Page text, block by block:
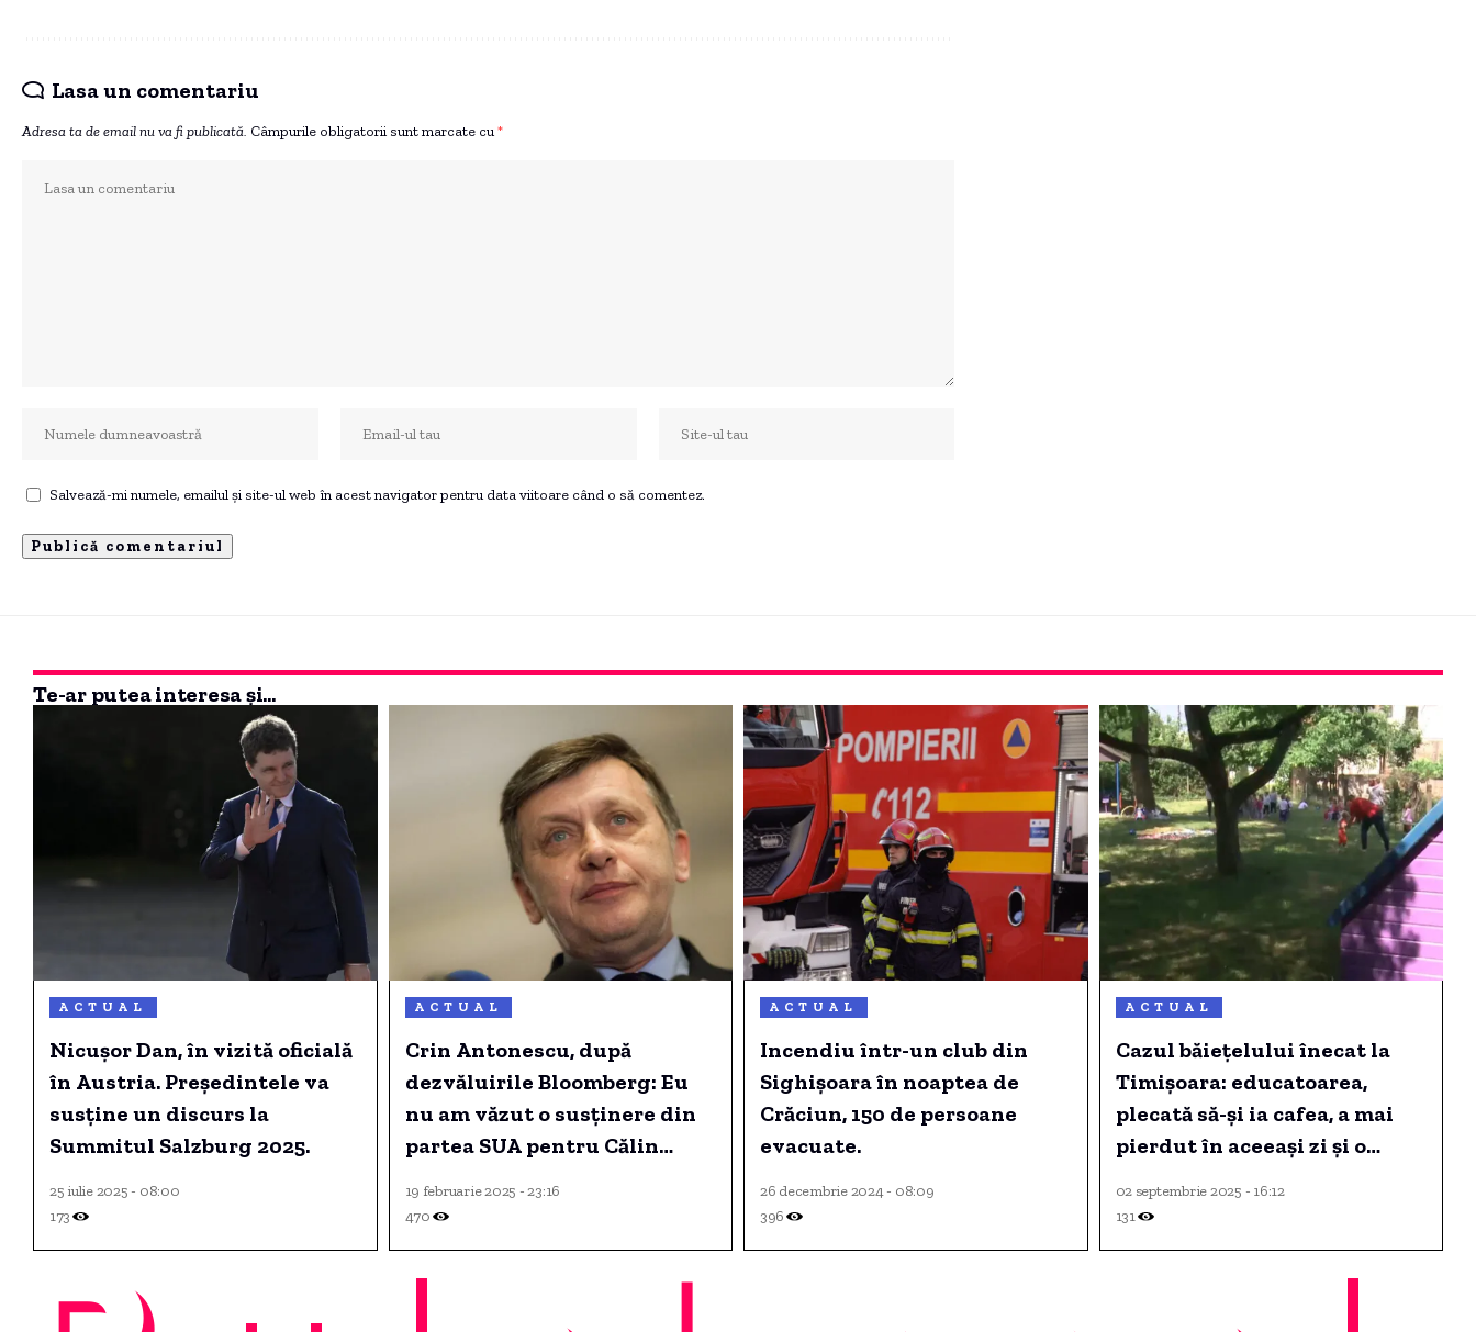
Lasa un comentariu
Adresa ta de email nu va fi publicată. Câmpurile obligatorii sunt marcate cu *
Salvează-mi numele, emailul și site-ul web în acest navigator pentru data viitoare când o să comentez.
Te-ar putea interesa și...
ACTUAL
Nicuşor Dan, în vizită oficială
în Austria. Președintele va
susţine un discurs la
Summitul Salzburg 2025.
25 iulie 2025 - 08:00
173
ACTUAL
Crin Antonescu, după
dezvăluirile Bloomberg: Eu
nu am văzut o susținere din
partea SUA pentru Călin
19 februarie 2025 - 23:16
470
ACTUAL
Incendiu într-un club din
Sighişoara în noaptea de
Crăciun, 150 de persoane
evacuate.
26 decembrie 2024 - 08:09
396
ACTUAL
Cazul băiețelului înecat la
Timișoara: educatoarea,
plecată să-și ia cafea, a mai
pierdut în aceeași zi și o
02 septembrie 2025 - 16:12
131